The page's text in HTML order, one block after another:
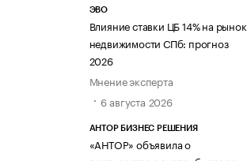
ЭВО
Влияние ставки ЦБ 14% на рынок
недвижимости СПб: прогноз
2026
Мнение эксперта
6 августа 2026
АНТОР БИЗНЕС РЕШЕНИЯ
«АНТОР» объявила о